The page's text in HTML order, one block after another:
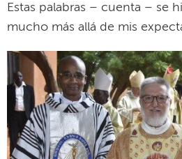
El padre Gigi con los jóvenes sacerdotes
Restablecer el hilo
Han pasado unos días y la